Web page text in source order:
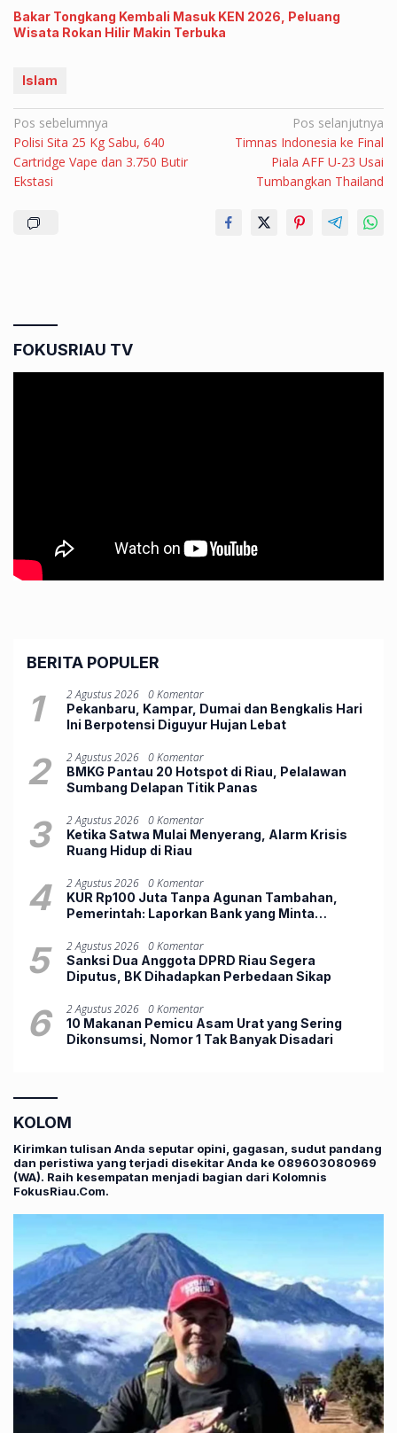
Bakar Tongkang Kembali Masuk KEN 2026, Peluang
Wisata Rokan Hilir Makin Terbuka
Islam
Navigasi
pos
Pos sebelumnya
Polisi Sita 25 Kg Sabu, 640
Cartridge Vape dan 3.750 Butir
Ekstasi
Pos selanjutnya
Timnas Indonesia ke Final
Piala AFF U-23 Usai
Tumbangkan Thailand
FOKUSRIAU TV
BERITA POPULER
1 2 Agustus 2026 0 Komentar
Pekanbaru, Kampar, Dumai dan Bengkalis Hari
Ini Berpotensi Diguyur Hujan Lebat
2 2 Agustus 2026 0 Komentar
BMKG Pantau 20 Hotspot di Riau, Pelalawan
Sumbang Delapan Titik Panas
3 2 Agustus 2026 0 Komentar
Ketika Satwa Mulai Menyerang, Alarm Krisis
Ruang Hidup di Riau
4 2 Agustus 2026 0 Komentar
KUR Rp100 Juta Tanpa Agunan Tambahan,
Pemerintah: Laporkan Bank yang Minta
5 2 Agustus 2026 0 Komentar
Sanksi Dua Anggota DPRD Riau Segera
Diputus, BK Dihadapkan Perbedaan Sikap
6 2 Agustus 2026 0 Komentar
10 Makanan Pemicu Asam Urat yang Sering
Dikonsumsi, Nomor 1 Tak Banyak Disadari
KOLOM
Kirimkan tulisan Anda seputar opini, gagasan, sudut pandang
dan peristiwa yang terjadi disekitar Anda ke 089603080969
(WA). Raih kesempatan menjadi bagian dari Kolomnis
FokusRiau.Com.